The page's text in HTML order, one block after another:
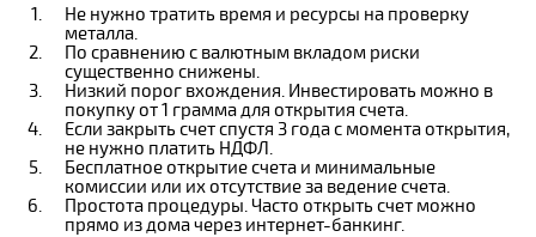
Не нужно тратить время и ресурсы на проверку
металла.
По сравнению с валютным вкладом риски
существенно снижены.
Низкий порог вхождения. Инвестировать можно в
покупку от 1 грамма для открытия счета.
Если закрыть счет спустя 3 года с момента открытия,
не нужно платить НДФЛ.
Бесплатное открытие счета и минимальные
комиссии или их отсутствие за ведение счета.
Простота процедуры. Часто открыть счет можно
прямо из дома через интернет-банкинг.